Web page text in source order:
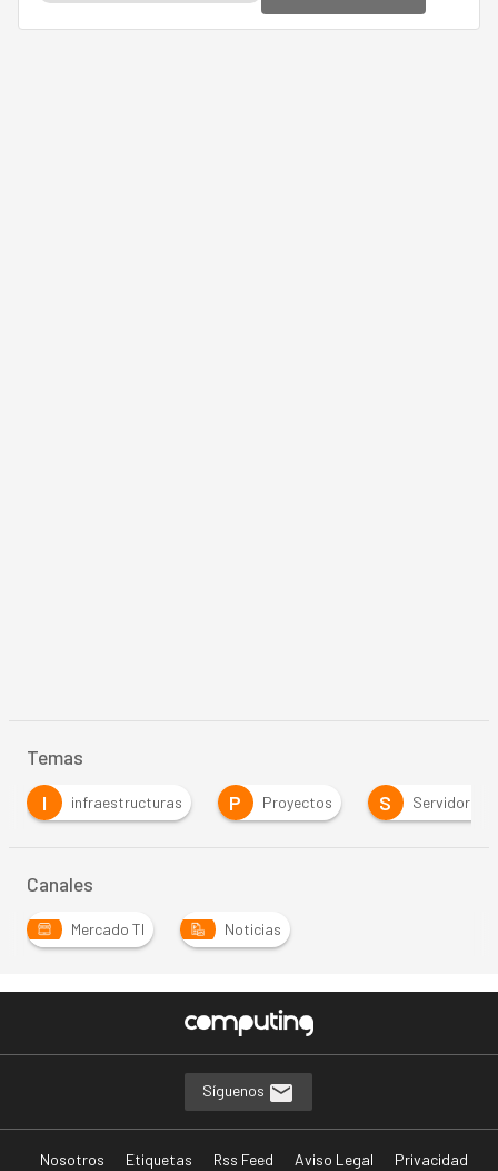
Temas
I
infraestructuras P Proyectos S Servidores
Canales
Mercado TI Noticias
Síguenos
Nosotros Etiquetas Rss Feed Aviso Legal
Privacidad